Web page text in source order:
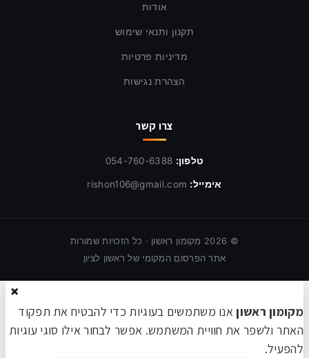
אודות
תקנון ותנאי שימוש
מדיניות פרטיות
הצהרת נגישות
צרו קשר
טלפון: 054-760-6388
אימייל: rishon106@gmail.com
©
2026 מקומון ראשון · כל הזכויות שמורות
אתר הפרסום המקומי של ראשון לציון
×
מקומון ראשוןאנו משתמשים בעוגיות כדי להבטיח את תפקוד
האתר ולשפר את חוויית המשתמש. אפשר לבחור אילו סוגי עוגיות
להפעיל.